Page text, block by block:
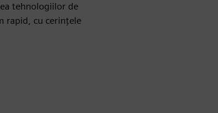
tehnologiilor de
rapid, cu cerințele